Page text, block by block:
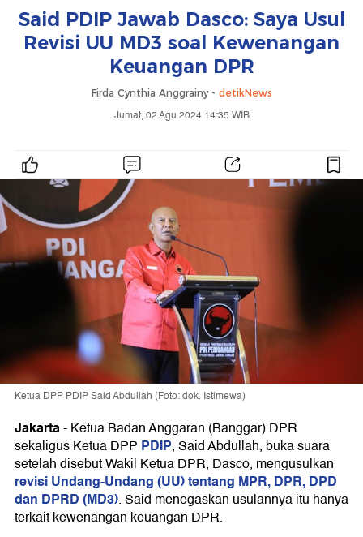
Said PDIP Jawab Dasco: Saya Usul
Revisi UU MD3 soal Kewenangan
Keuangan DPR
Firda Cynthia Anggrainy - detikNews
Jumat, 02 Agu 2024 14:35 WIB
Ketua DPP PDIP Said Abdullah (Foto: dok. Istimewa)
Jakarta-Ketua Badan Anggaran (Banggar) DPR
sekaligus Ketua DPP PDIP, Said Abdullah, buka suara
setelah disebut Wakil Ketua DPR, Dasco, mengusulkan
revisi Undang-Undang (UU) tentang MPR, DPR, DPD
dan DPRD (MD3). Said menegaskan usulannya itu hanya
terkait kewenangan keuangan DPR.